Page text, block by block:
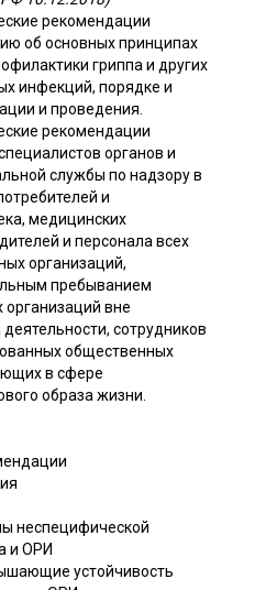
рекомендации
об основных принципах
гриппа и других
инфекций, порядке и
и проведения.
рекомендации
органов и
службы по надзору в
и
медицинских
и персонала всех
организаций,
пребыванием
организаций вне
сотрудников
общественных
в сфере
образа жизни.
неспецифической
и ОРИ
устойчивость